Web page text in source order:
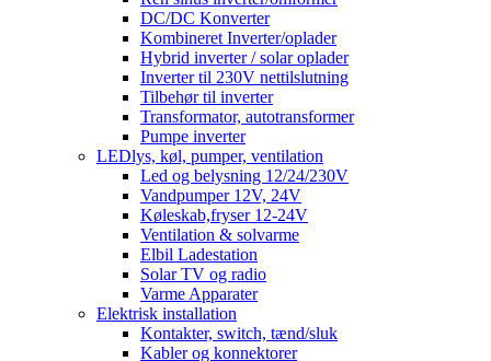
DC/DC Konverter
Kombineret Inverter/oplader
Hybrid inverter / solar oplader
Inverter til 230V nettilslutning
Tilbehør til inverter
Transformator, autotransformer
Pumpe inverter
LEDlys, køl, pumper, ventilation
Led og belysning 12/24/230V
Vandpumper 12V, 24V
Køleskab,fryser 12-24V
Ventilation & solvarme
Elbil Ladestation
Solar TV og radio
Varme Apparater
Elektrisk installation
Kontakter, switch, tænd/sluk
Kabler og konnektorer